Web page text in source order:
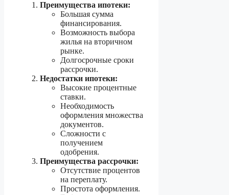
Преимущества ипотеки:
Большая сумма
финансирования.
Возможность выбора
жилья на вторичном
рынке.
Долгосрочные сроки
рассрочки.
Недостатки ипотеки:
Высокие процентные
ставки.
Необходимость
оформления множества
документов.
Сложности с
получением
одобрения.
Преимущества рассрочки:
Отсутствие процентов
на переплату.
Простота оформления.